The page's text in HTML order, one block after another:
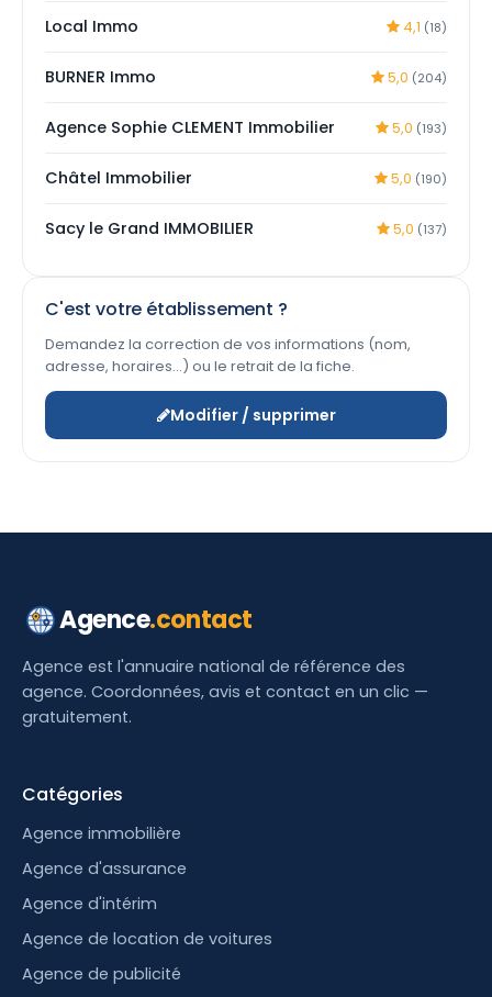
Local Immo 4,1 (18)
BURNER Immo 5,0 (204)
Agence Sophie CLEMENT Immobilier 5,0 (193)
Châtel Immobilier 5,0 (190)
Sacy le Grand IMMOBILIER 5,0 (137)
C'est votre établissement ?
Demandez la correction de vos informations (nom,
adresse, horaires…) ou le retrait de la fiche.
Modifier / supprimer
Agence.contact
Agence est l'annuaire national de référence des
agence. Coordonnées, avis et contact en un clic —
gratuitement.
Catégories
Agence immobilière
Agence d'assurance
Agence d'intérim
Agence de location de voitures
Agence de publicité